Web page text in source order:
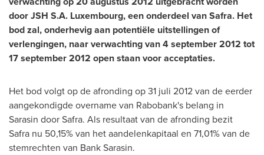
door JSH S.A. Luxembourg, een onderdeel van Safra. Het
bod zal, onderhevig aan potentiële uitstellingen of
verlengingen, naar verwachting van4 september 2012 tot
17 september 2012 open staan voor acceptaties.
Het bod volgt op de afronding op 31 juli 2012 van de eerder
aangekondigde overname van Rabobank's belang in
Sarasin door Safra. Als resultaat van de afronding bezit
Safra nu 50,15% van het aandelenkapitaal en 71,01% van de
stemrechten van Bank Sarasin.